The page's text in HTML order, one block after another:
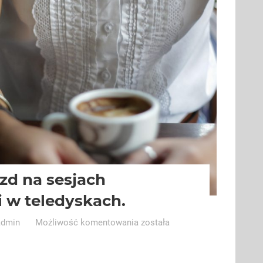
na sesjach
w teledyskach.
Możliwość komentowaniaTatuaże
została